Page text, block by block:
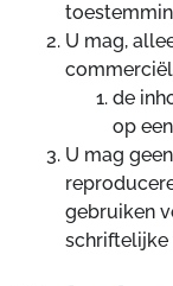
U mag,
de
op
U mag
gebruiken
schriftelijke